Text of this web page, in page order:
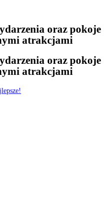
oraz pokoje
atrakcjami
oraz pokoje
atrakcjami